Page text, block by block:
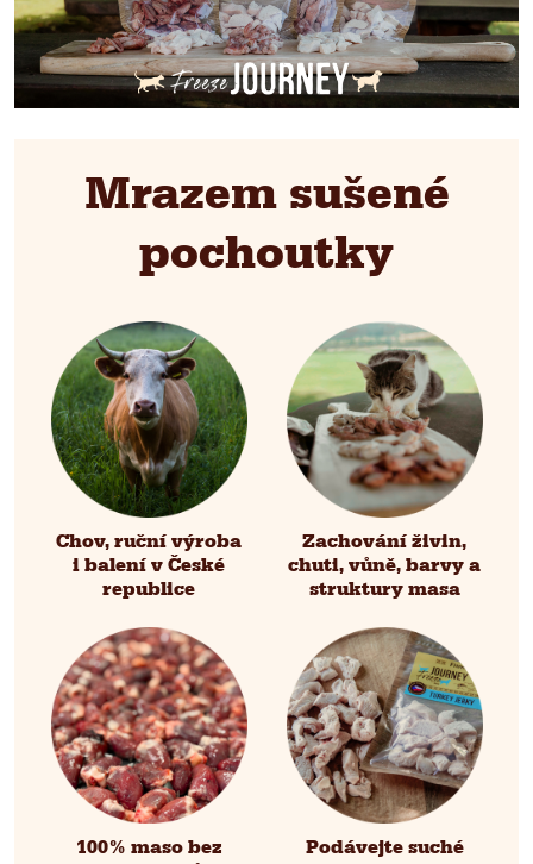
Mrazem sušené
pochoutky
Chov, ruční výroba
i balení v České
republice
Zachování živin,
chuti, vůně, barvy a
struktury masa
100% maso bez
Podávejte suché